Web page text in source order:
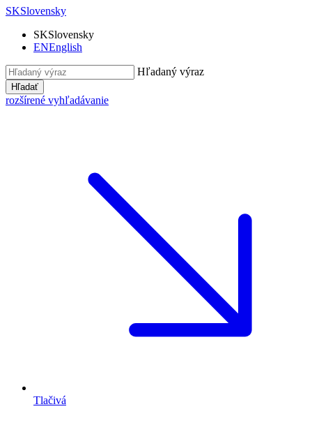
SKSlovensky
SKSlovensky
ENEnglish
Hľadaný výraz
Hľadať
rozšírené vyhľadávanie
Tlačivá